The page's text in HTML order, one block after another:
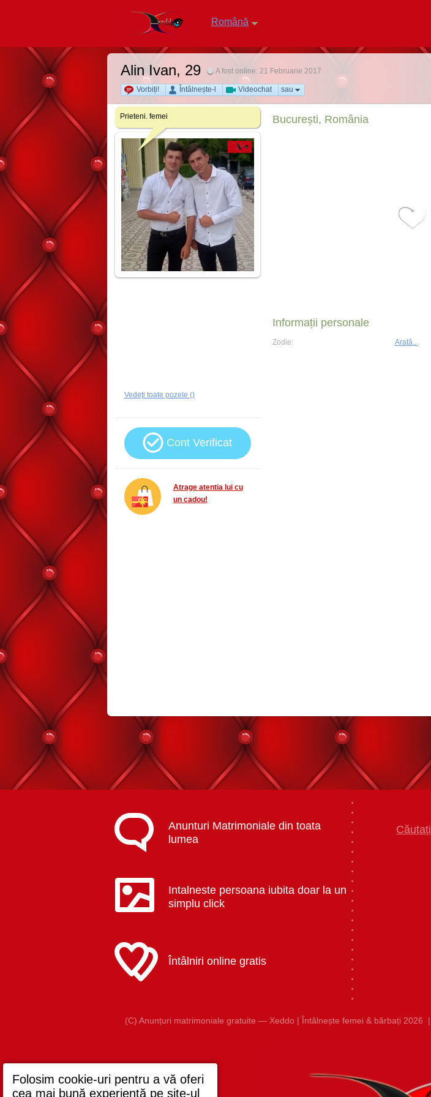
Română
Alin Ivan, 29 A fost online: 21 Februarie 2017
Vorbiți! Întâlnește-l Videochat sau
Prieteni. femei
Vedeţi toate pozele ()
Cont Verificat
Atrage atentia lui cu
un cadou!
București, România
Informații personale
Zodie: Arată...
Anunturi Matrimoniale din toata
lumea
Intalneste persoana iubita doar la un
simplu click
Întâlniri online gratis
Căutați
(C) Anunțuri matrimoniale gratuite — Xeddo | Întâlnește femei & bărbați 2026 |
Folosim cookie-uri pentru a vă oferi
cea mai bună experiență pe site-ul